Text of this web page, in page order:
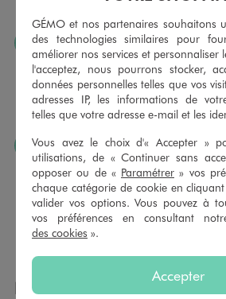
JE PEUX FAIRE RETOUCHER MES
Ourlets, ceintures… vous avez la
retoucher vos articles textiles dans
sont à votre disposition sur simple
conditions en magasins.
J’AIME FAIRE PLAISIR
Nous vous proposons des cartes
montant au choix entre 10€ et
GÉMO sont valables 1 an,
payer vos achats en magasin.
dans de jolies enveloppes pour
NOS AUTRES MAGASINS
GÉMO et nos partenaires souhaitons
des technologies similaires pour
améliorer nos services et personnaliser
l'acceptez, nous pourrons stocker,
données personnelles telles que vos
adresses IP, les informations de
telles que votre adresse e-mail et les
Vous avez le choix d'« Accepter »
utilisations, de « Continuer sans
opposer ou de « Paramétrer » vos
chaque catégorie de cookie en
valider vos options. Vous pouvez à
vos préférences en consultant
des cookies ».
Accepter